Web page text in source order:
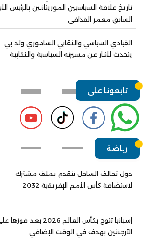
تاريخ علاقة السياسيين الموريتانيين بالرئيس
السابق معمر القذافي
القيادي السياسي والنقابي الساموري ولد بي
يتحدث للتيار عن مسيرته السياسية والنقابية
تابعونا على
رياضة
دول تحالف الساحل تتقدم بملف مشترك
لاستضافة كأس الأمم الإفريقية 2032
إسبانيا تتوج بكأس العالم 2026 بعد
الأرجنتين بهدف في الوقت الإضافي